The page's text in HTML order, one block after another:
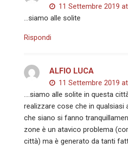
11 Settembre 2019 at
…siamo alle solite
Rispondi
ALFIO LUCA
11 Settembre 2019
….siamo alle solite in questa
realizzare cose che in qualsiasi
che siano si fanno
zone è un atavico problema
città) ma è generato da tanti